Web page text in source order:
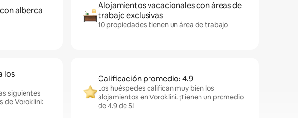
alberca
Alojamientos vacacionales con áreas de
trabajo exclusivas
10 propiedades tienen un área de trabajo
los
siguientes
de Voroklini:
Calificación promedio: 4.9
Los huéspedes califican muy bien los
alojamientos en Voroklini. ¡Tienen un promedio
de 4.9 de 5!